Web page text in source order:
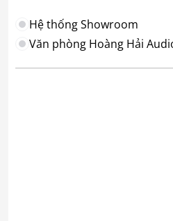
Hệ thống Showroom
Văn phòng Hoàng Hải